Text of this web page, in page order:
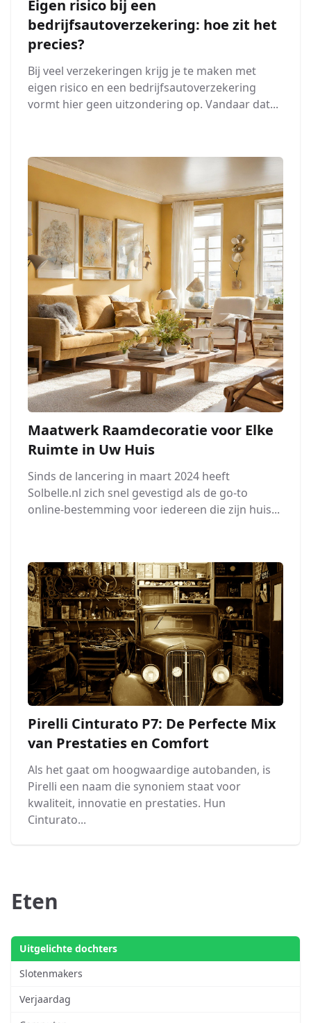
Eigen risico bij een
bedrijfsautoverzekering: hoe zit het
precies?
Bij veel verzekeringen krijg je te maken met
eigen risico en een bedrijfsautoverzekering
vormt hier geen uitzondering op. Vandaar dat...
Maatwerk Raamdecoratie voor Elke
Ruimte in Uw Huis
Sinds de lancering in maart 2024 heeft
Solbelle.nl zich snel gevestigd als de go-to
online-bestemming voor iedereen die zijn huis...
Pirelli Cinturato P7: De Perfecte Mix
van Prestaties en Comfort
Als het gaat om hoogwaardige autobanden, is
Pirelli een naam die synoniem staat voor
kwaliteit, innovatie en prestaties. Hun
Cinturato...
Eten
Uitgelichte dochters
Slotenmakers
Verjaardag